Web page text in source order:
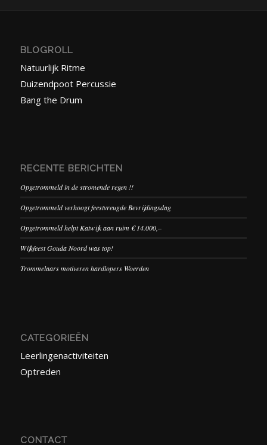
BLOGROLL
Natuurlijk Ritme
Duizendpoot Percussie
Bang the Drum
RECENTE BERICHTEN
Opgetrommeld in de stromende regen !!
Opgetrommeld verhoogt feestvreugde Bevrijdingsdag
Opgetrommeld helpt Katwijk aan ruim € 14.000,–
Wijkfeest Gouda Noord was top!
Trommelaars motiveren hardlopers Woerden
CATEGORIEËN
Leerlingenactiviteiten
Optreden
CONTACT